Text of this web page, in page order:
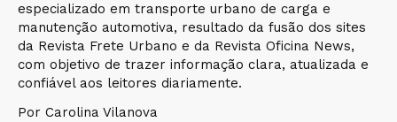
especializado em transporte urbano de carga e
manutenção automotiva, resultado da fusão dos sites
da Revista Frete Urbano e da Revista Oficina News,
com objetivo de trazer informação clara, atualizada e
confiável aos leitores diariamente.
Por Carolina Vilanova